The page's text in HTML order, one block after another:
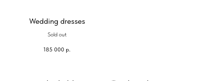
Wedding dresses
Sold out
185 000 р.